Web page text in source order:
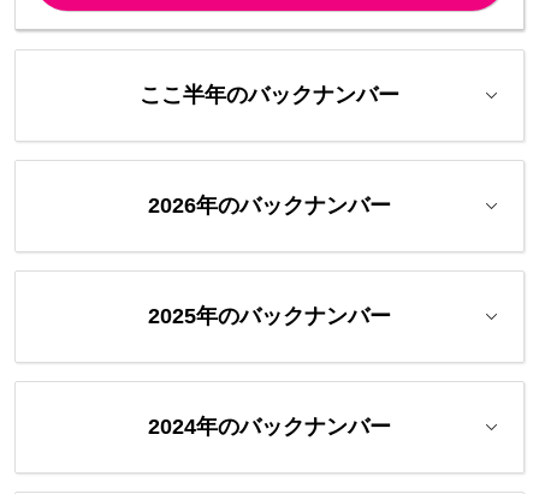
ここ半年のバックナンバー
2026年のバックナンバー
2025年のバックナンバー
2024年のバックナンバー